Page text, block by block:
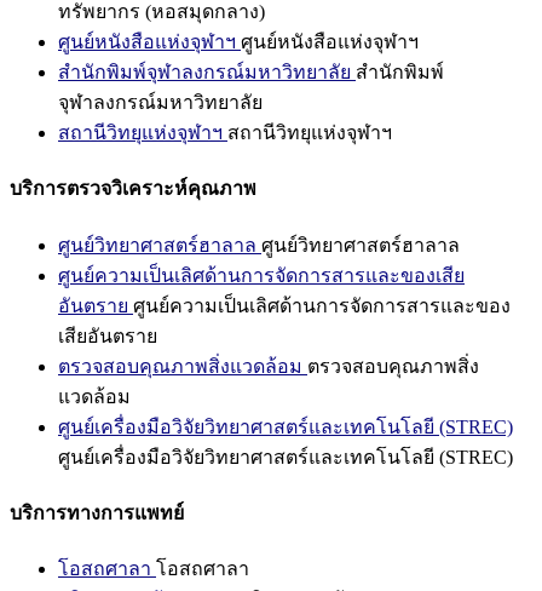
ทรัพยากร (หอสมุดกลาง)
ศูนย์หนังสือแห่งจุฬาฯ ศูนย์หนังสือแห่งจุฬาฯ
สำนักพิมพ์จุฬาลงกรณ์มหาวิทยาลัย สำนักพิมพ์
จุฬาลงกรณ์มหาวิทยาลัย
สถานีวิทยุแห่งจุฬาฯ สถานีวิทยุแห่งจุฬาฯ
บริการตรวจวิเคราะห์คุณภาพ
ศูนย์วิทยาศาสตร์ฮาลาล ศูนย์วิทยาศาสตร์ฮาลาล
ศูนย์ความเป็นเลิศด้านการจัดการสารและของเสีย
อันตราย ศูนย์ความเป็นเลิศด้านการจัดการสารและของ
เสียอันตราย
ตรวจสอบคุณภาพสิ่งแวดล้อม ตรวจสอบคุณภาพสิ่ง
แวดล้อม
ศูนย์เครื่องมือวิจัยวิทยาศาสตร์และเทคโนโลยี (STREC)
ศูนย์เครื่องมือวิจัยวิทยาศาสตร์และเทคโนโลยี (STREC)
บริการทางการแพทย์
โอสถศาลา โอสถศาลา